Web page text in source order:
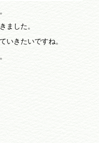
ました。
いきたいですね。